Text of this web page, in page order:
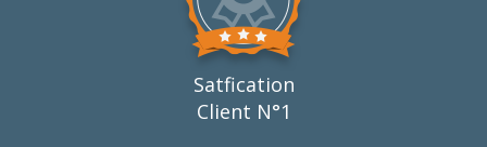
Satfication
Client N°1